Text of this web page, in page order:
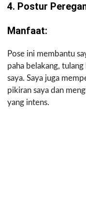
4. Postur
Manfaat:
Pose ini membantu
paha belakang,
saya. Saya juga
pikiran saya dan
yang intens.